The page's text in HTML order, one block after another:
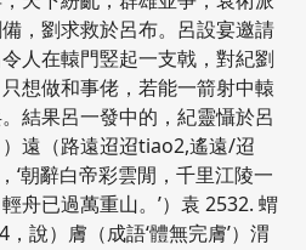
，劉求救於呂布。呂設宴邀請
人在轅門竪起一支戟，對紀劉
想做和事佬，若能一箭射中轅
結果呂一發中的，紀靈懾於呂
遠（路遠迢迢tiao2,遙遠/迢
‘朝辭白帝彩雲閒，千里江陵一
舟已過萬重山。’）袁 2532. 蝟
說）膚（成語‘體無完膚’）渭